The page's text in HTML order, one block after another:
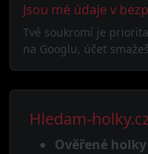
Jsou mé údaje v
Tvé soukromí je
na Googlu, účet
Hledam-
Ověřené holky